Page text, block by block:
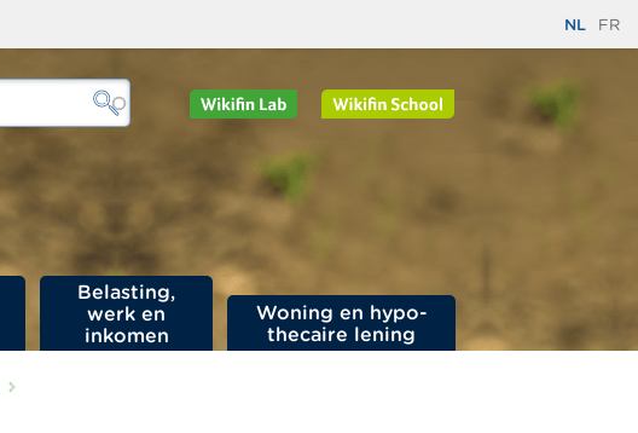
NL FR
Belasting,
werk en
inkomen
Woning en hypo­
thecaire lening